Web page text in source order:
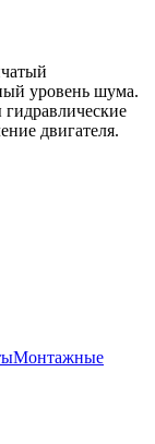
уровень шума.
двигателя.
Монтажные